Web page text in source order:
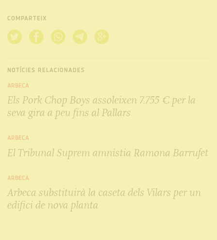
COMPARTEIX
NOTÍCIES RELACIONADES
ARBECA
Els Pork Chop Boys assoleixen 7.755 € per la
seva gira a peu fins al Pallars
ARBECA
El Tribunal Suprem amnistia Ramona Barrufet
ARBECA
Arbeca substituirà la caseta dels Vilars per un
edifici de nova planta